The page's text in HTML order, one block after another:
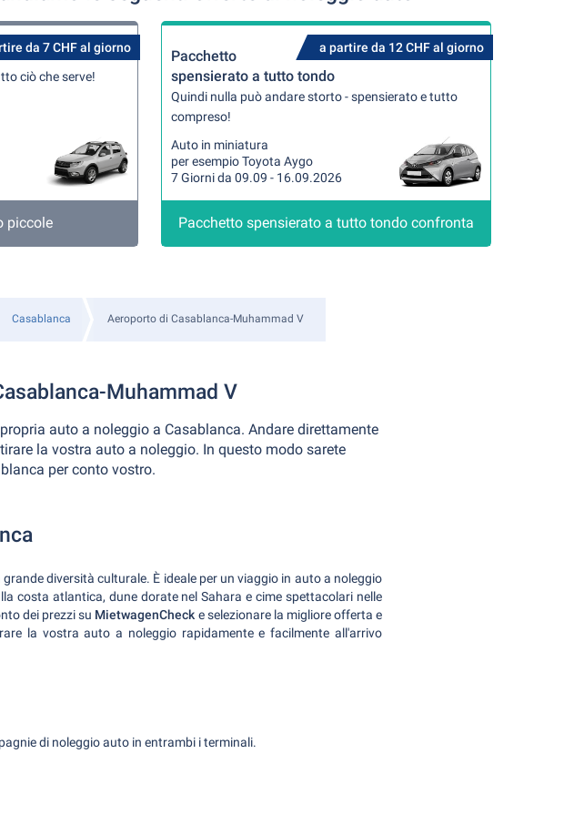
da 7 CHF al giorno
ciò che serve!
piccole
a partire da 12 CHF al giorno
Pacchetto
spensierato a tutto tondo
Quindi nulla può andare storto - spensierato e tutto
compreso!
Auto in miniatura
per esempio Toyota Aygo
7 Giorni da 09.09 - 16.09.2026
Pacchetto spensierato a tutto tondo confronta
Casablanca Aeroporto di Casablanca-Muhammad V
Muhammad V
auto a noleggio a Casablanca. Andare direttamente
la vostra auto a noleggio. In questo modo sarete
per conto vostro.
diversità culturale. È ideale per un viaggio in auto a noleggio
costa atlantica, dune dorate nel Sahara e cime spettacolari nelle
dei prezzi su MietwagenCheck e selezionare la migliore offerta e
la vostra auto a noleggio rapidamente e facilmente all'arrivo
di noleggio auto in entrambi i terminali.